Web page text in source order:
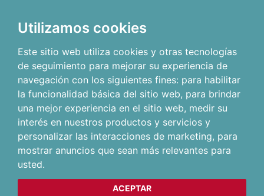
Utilizamos cookies
Este sitio web utiliza cookies y otras tecnologías
de seguimiento para mejorar su experiencia de
navegación con los siguientes fines: para habilitar
la funcionalidad básica del sitio web, para brindar
una mejor experiencia en el sitio web, medir su
interés en nuestros productos y servicios y
personalizar las interacciones de marketing, para
mostrar anuncios que sean más relevantes para
usted.
ACEPTAR